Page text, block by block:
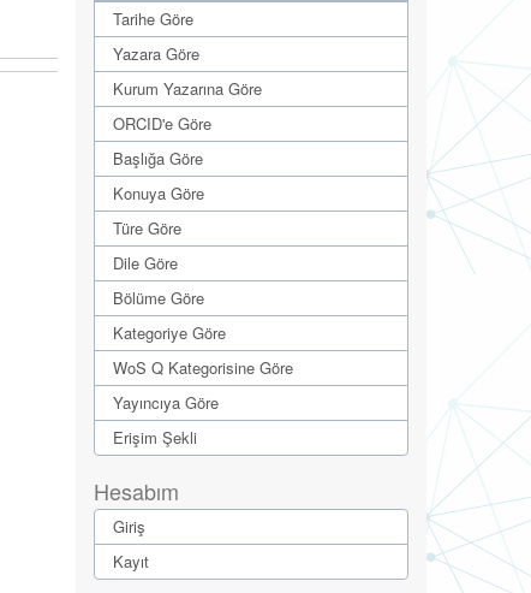
Tarihe Göre
Yazara Göre
Kurum Yazarına Göre
ORCID'e Göre
Başlığa Göre
Konuya Göre
Türe Göre
Dile Göre
Bölüme Göre
Kategoriye Göre
WoS Q Kategorisine Göre
Yayıncıya Göre
Erişim Şekli
Hesabım
Giriş
Kayıt